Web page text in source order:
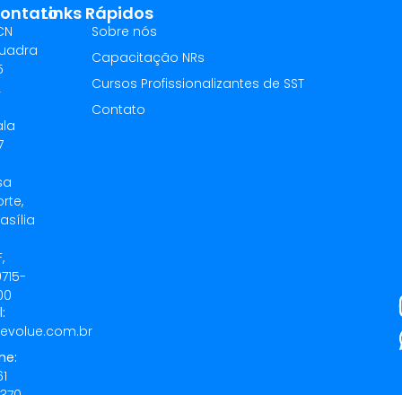
Links Rápidos
Sobre nós
Capacitação NRs
Cursos Profissionalizantes de SST
Contato